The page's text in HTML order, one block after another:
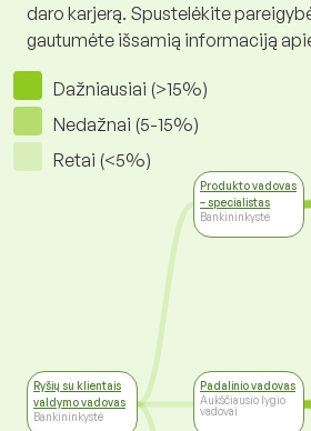
daro karjerą. Spustelėkite
gautumėte išsamią informaciją
Dažniausiai (>15%)
Nedažnai (5-15%)
Retai (<5%)
Ryšių su klientais
valdymo vadovas
Bankininkystė
Produkto vadovas
– specialistas
Bankininkystė
Padalinio vadovas
Aukščiausio lygio
vadovai